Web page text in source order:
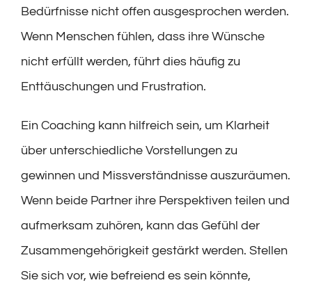
Bedürfnisse nicht offen ausgesprochen werden.
Wenn Menschen fühlen, dass ihre Wünsche
nicht erfüllt werden, führt dies häufig zu
Enttäuschungen und Frustration.
Ein Coaching kann hilfreich sein, um Klarheit
über unterschiedliche Vorstellungen zu
gewinnen und Missverständnisse auszuräumen.
Wenn beide Partner ihre Perspektiven teilen und
aufmerksam zuhören, kann das Gefühl der
Zusammengehörigkeit gestärkt werden. Stellen
Sie sich vor, wie befreiend es sein könnte,